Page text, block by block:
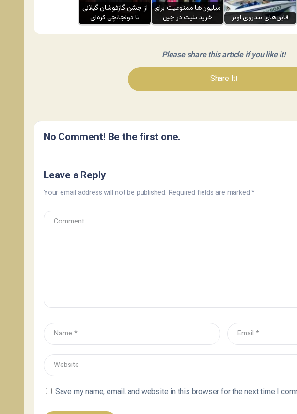
از جشن گازفوشان گیلانی
تا دولجانچی کره‌ای
میلیون‌ها ممنوعیت برای
خرید بلیت در چین
قایق‌های تندروی اوبر
Please share this article if you like it!
Share It!
No Comment! Be the first one.
Leave a Reply
Your email address will not be published. Required fields are marked*
Save my name, email, and website in this browser for the next time I